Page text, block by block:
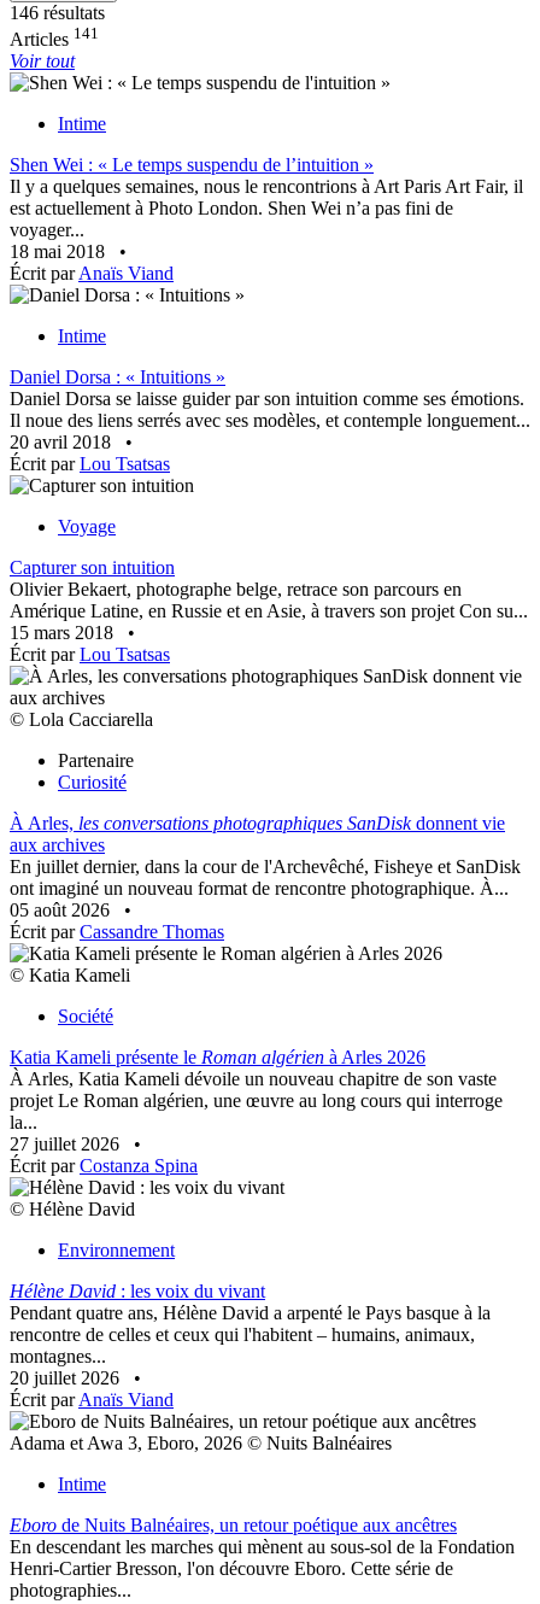
146 résultats
Articles 141
Voir tout
Intime
Shen Wei : « Le temps suspendu de l’intuition »
Il y a quelques semaines, nous le rencontrions à Art Paris Art Fair, il
est actuellement à Photo London. Shen Wei n’a pas fini de
voyager...
18 mai 2018
•
Écrit parAnaïs Viand
Intime
Daniel Dorsa : « Intuitions »
Daniel Dorsa se laisse guider par son intuition comme ses émotions.
Il noue des liens serrés avec ses modèles, et contemple longuement...
20 avril 2018
•
Écrit parLou Tsatsas
Voyage
Capturer son intuition
Olivier Bekaert, photographe belge, retrace son parcours en
Amérique Latine, en Russie et en Asie, à travers son projet Con su...
15 mars 2018
•
Écrit parLou Tsatsas
© Lola Cacciarella
Partenaire
Curiosité
À Arles, les conversations photographiques SanDiskdonnent vie
aux archives
En juillet dernier, dans la cour de l'Archevêché, Fisheye et SanDisk
ont imaginé un nouveau format de rencontre photographique. À...
05 août 2026
•
Écrit parCassandre Thomas
© Katia Kameli
Société
Katia Kameli présente le Roman algérien à Arles 2026
À Arles, Katia Kameli dévoile un nouveau chapitre de son vaste
projet Le Roman algérien, une œuvre au long cours qui interroge
la...
27 juillet 2026
•
Écrit parCostanza Spina
© Hélène David
Environnement
Hélène David : les voix du vivant
Pendant quatre ans, Hélène David a arpenté le Pays basque à la
rencontre de celles et ceux qui l'habitent – humains, animaux,
montagnes...
20 juillet 2026
•
Écrit parAnaïs Viand
Adama et Awa 3, Eboro, 2026 © Nuits Balnéaires
Intime
Eboro de Nuits Balnéaires, un retour poétique aux ancêtres
En descendant les marches qui mènent au sous-sol de la Fondation
Henri-Cartier Bresson, l'on découvre Eboro. Cette série de
photographies...